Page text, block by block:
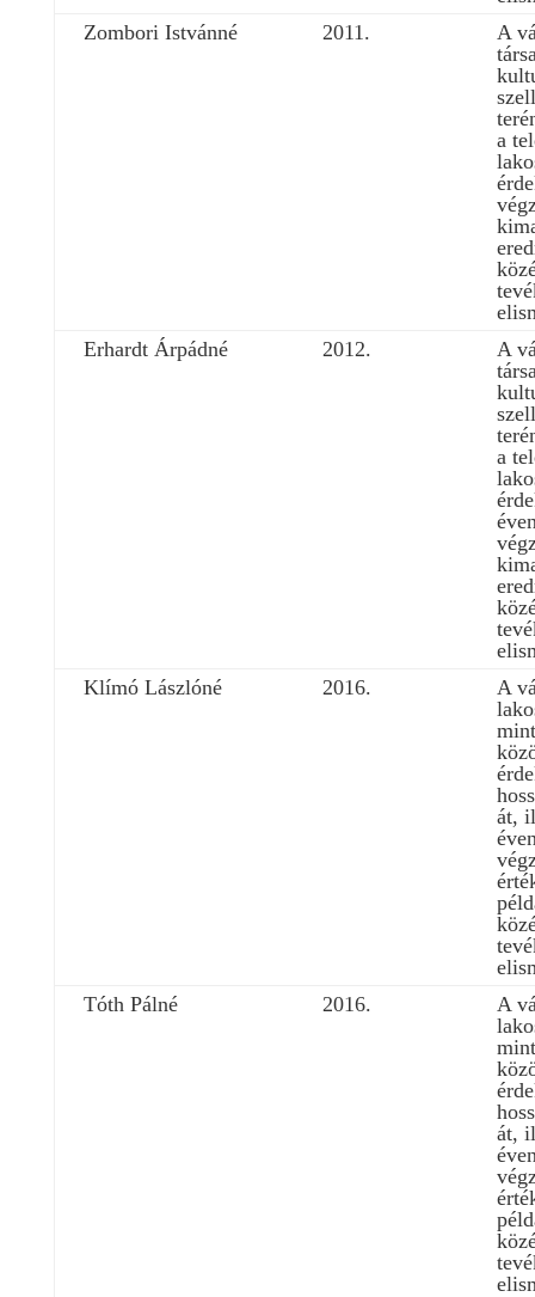
Zombori Istvánné
2011.
A
a
Erhardt Árpádné
2012.
A
a
Klímó Lászlóné
2016.
A
át,
Tóth Pálné
2016.
A
át,